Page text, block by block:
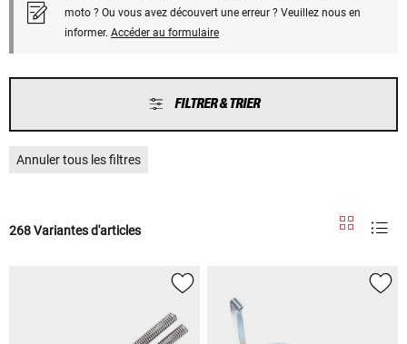
moto ? Ou vous avez découvert une erreur ? Veuillez nous en
informer. Accéder au formulaire
FILTRER & TRIER
Annuler tous les filtres
268 Variantes d'articles